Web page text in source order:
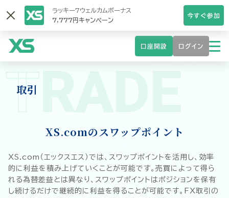
ラッキー7ウェルカムボーナス
7,777円キャンペーン
今すぐ参加
口座開設 ログイン
取引
T
XS.comのスワップポイント
XS.com（エックスエス）では、スワップポイントを活用し、効率
的に利益を積み上げていくことが可能です。売買によって得ら
れる為替差益とは異なり、スワップポイントはポジションを保有
し続けるだけで継続的に利益を得ることが可能です。FX取引の